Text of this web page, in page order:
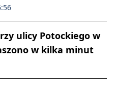
ulicy Potockiego w
w kilka minut